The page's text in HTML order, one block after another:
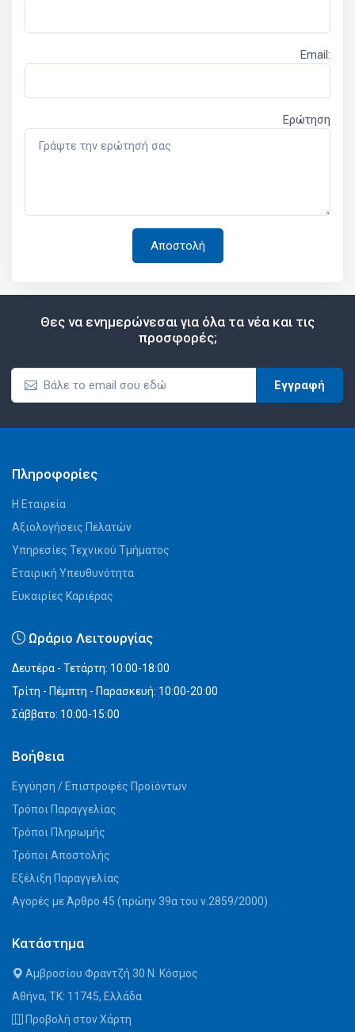
Email:
Ερώτηση
Θες να ενημερώνεσαι για όλα τα νέα και τις
προσφορές;
Εγγραφή
Πληροφορίες
Η Εταιρεία
Αξιολογήσεις Πελατών
Υπηρεσίες Τεχνικού Τμήματος
Εταιρική Υπευθυνότητα
Ευκαιρίες Καριέρας
Ωράριο Λειτουργίας
Δευτέρα - Τετάρτη: 10:00-18:00
Τρίτη - Πέμπτη - Παρασκευή: 10:00-20:00
Σάββατο: 10:00-15:00
Βοήθεια
Εγγύηση / Επιστροφές Προϊόντων
Τρόποι Παραγγελίας
Τρόποι Πληρωμής
Τρόποι Αποστολής
Εξέλιξη Παραγγελίας
Αγορές με Άρθρο 45 (πρώην 39α του ν.2859/2000)
Κατάστημα
Αμβροσίου Φραντζή 30 Ν. Κόσμος
Αθήνα, ΤΚ: 11745, Ελλάδα
Προβολή στον Χάρτη